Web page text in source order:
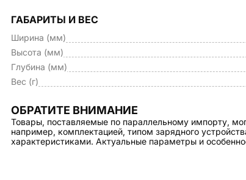
ГАБАРИТЫ И ВЕС
Ширина (мм)
Высота (мм)
Глубина (мм)
Вес (г)
ОБРАТИТЕ ВНИМАНИЕ
Товары, поставляемые по параллельному импорту,
например, комплектацией, типом зарядного
характеристиками. Актуальные параметры и